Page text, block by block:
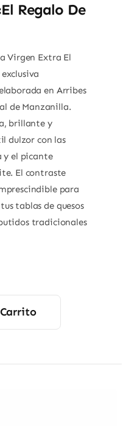
Regalo De
Virgen Extra El
en Arribes
de Manzanilla.
brillante y
dulzor con las
y el picante
El contraste
para
tablas de quesos
tradicionales